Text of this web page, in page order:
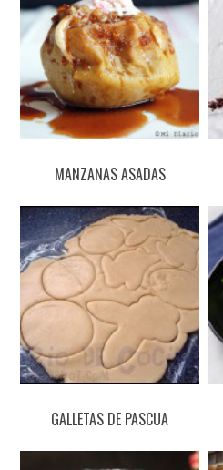
MANZANAS ASADAS
GALLETAS DE PASCUA